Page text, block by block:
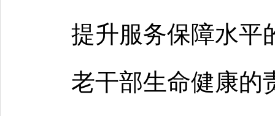
提升服务保障水平
老干部生命健康的